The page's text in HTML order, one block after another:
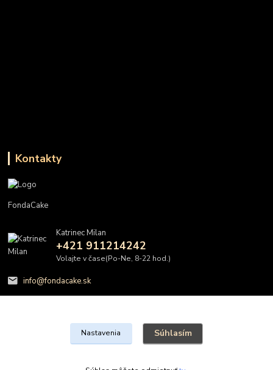
Kontakty
FondaCake
Katrinec Milan
+421 911214242
Volajte v čase(Po-Ne, 8-22 hod.)
info@fondacake.sk
Nastavenia Súhlasím